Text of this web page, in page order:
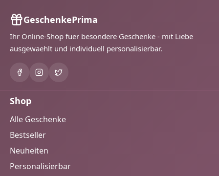
GeschenkePrima
Ihr Online-Shop fuer besondere Geschenke - mit Liebe
ausgewaehlt und individuell personalisierbar.
Shop
Alle Geschenke
Bestseller
Neuheiten
Personalisierbar